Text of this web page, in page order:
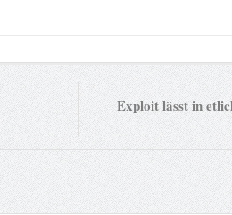
Exploit lässt in